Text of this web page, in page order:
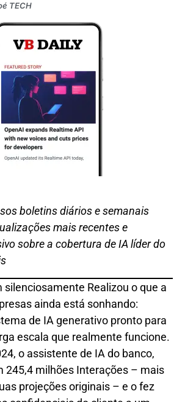
TECH
boletins diários e semanais
mais recentes e
sobre a cobertura de IA líder do
silenciosamente Realizou o que a
ainda está sonhando:
de IA generativo pronto para
escala que realmente funcione.
o assistente de IA do banco,
245,4 milhões Interações – mais
projeções originais – e o fez